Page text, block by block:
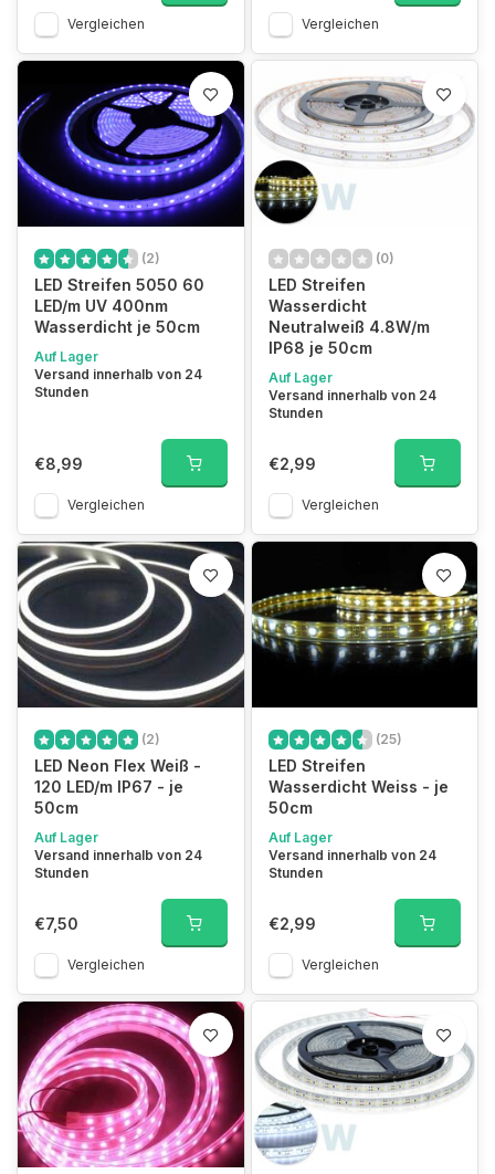
Vergleichen Vergleichen
(2)
LED Streifen 5050 60
LED/m UV 400nm
Wasserdicht je 50cm
Auf Lager
Versand innerhalb von 24
Stunden
€8,99
Vergleichen
(0)
LED Streifen
Wasserdicht
Neutralweiß 4.8W/m
IP68 je 50cm
Auf Lager
Versand innerhalb von 24
Stunden
€2,99
Vergleichen
(2)
LED Neon Flex Weiß -
120 LED/m IP67 - je
50cm
Auf Lager
Versand innerhalb von 24
Stunden
€7,50
Vergleichen
(25)
LED Streifen
Wasserdicht Weiss - je
50cm
Auf Lager
Versand innerhalb von 24
Stunden
€2,99
Vergleichen